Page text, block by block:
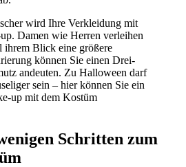
wird Ihre Verkleidung mit
Damen wie Herren verleihen
ihrem Blick eine größere
können Sie einen Drei-
andeuten. Zu Halloween darf
sein – hier können Sie ein
up mit dem Kostüm
Schritten zum